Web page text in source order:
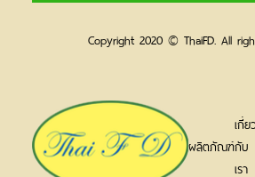
Copyright 2020 © ThaiFD. All
ผลิตภัณฑ์
เกี่ย
กับ
เรา